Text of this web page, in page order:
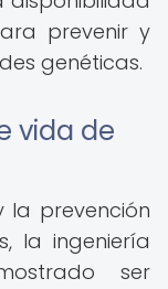
prevenir y
genéticas.
vida de
la prevención
la ingeniería
ser